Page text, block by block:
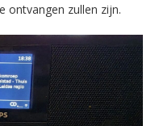
ontvangen zullen zijn.